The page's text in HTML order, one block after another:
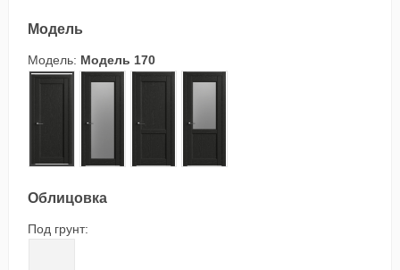
Модель
Модель: Модель 170
Модель 170Модель 171Модель 172Модель 173
Облицовка
Под грунт: